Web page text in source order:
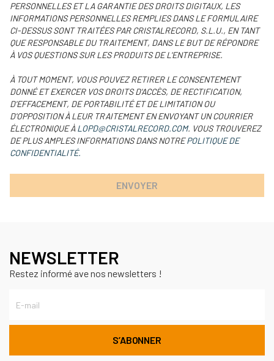
PERSONNELLES ET LA GARANTIE DES DROITS DIGITAUX, LES
INFORMATIONS PERSONNELLES REMPLIES DANS LE FORMULAIRE
CI-DESSUS SONT TRAITÉES PAR CRISTALRECORD, S.L.U., EN TANT
QUE RESPONSABLE DU TRAITEMENT, DANS LE BUT DE RÉPONDRE
À VOS QUESTIONS SUR LES PRODUITS DE L'ENTREPRISE.
À TOUT MOMENT, VOUS POUVEZ RETIRER LE CONSENTEMENT
DONNÉ ET EXERCER VOS DROITS D'ACCÈS, DE RECTIFICATION,
D'EFFACEMENT, DE PORTABILITÉ ET DE LIMITATION OU
D'OPPOSITION À LEUR TRAITEMENT EN ENVOYANT UN COURRIER
ÉLECTRONIQUE À LOPD@CRISTALRECORD.COM. VOUS TROUVEREZ
DE PLUS AMPLES INFORMATIONS DANS NOTREPOLITIQUE DE
CONFIDENTIALITÉ.
NEWSLETTER
Restez informé ave nos newsletters !